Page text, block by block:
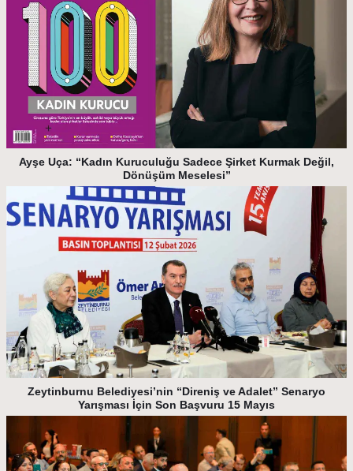
Ayşe Uça: “Kadın Kuruculuğu Sadece Şirket Kurmak Değil,
Dönüşüm Meselesi”
Zeytinburnu Belediyesi’nin “Direniş ve Adalet” Senaryo
Yarışması İçin Son Başvuru 15 Mayıs